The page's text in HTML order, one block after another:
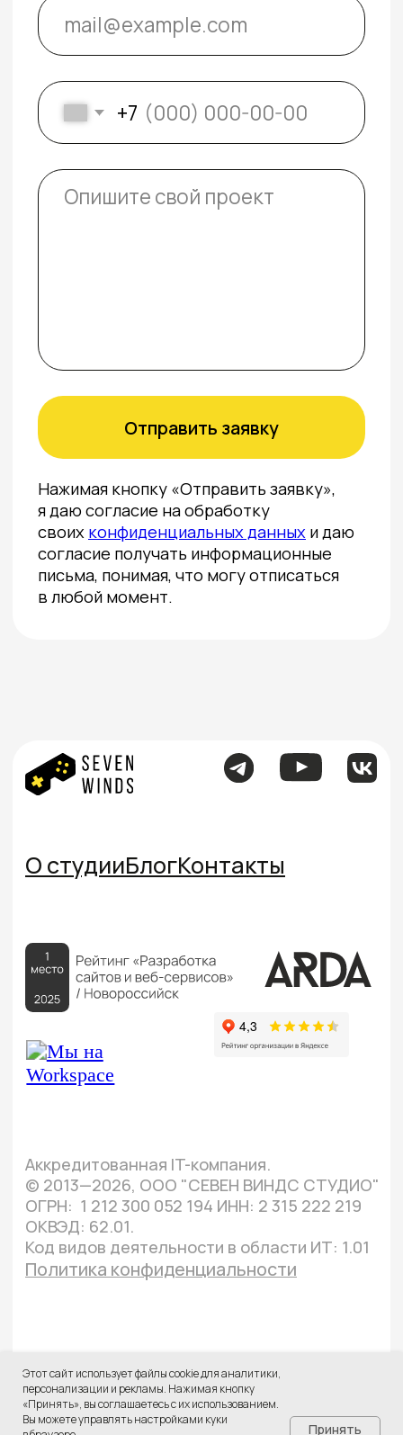
Этот сайт использует файлы cookie для аналитики,
персонализации и рекламы. Нажимая кнопку
«Принять», вы соглашаетесь с их использованием.
Вы можете управлять настройками куки
Принять